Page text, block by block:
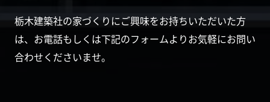
栃木建築社の家づくりにご興味をお持ちいただいた方
は、お電話もしくは下記のフォームよりお気軽にお問い
合わせくださいませ。